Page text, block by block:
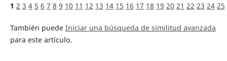
1 2 3 4 5 6 7 8 9 10 11 12 13 14 15 16 17 18 19 20 21 22 23 24 25
También puede Iniciar una búsqueda de similitud avanzada
para este artículo.